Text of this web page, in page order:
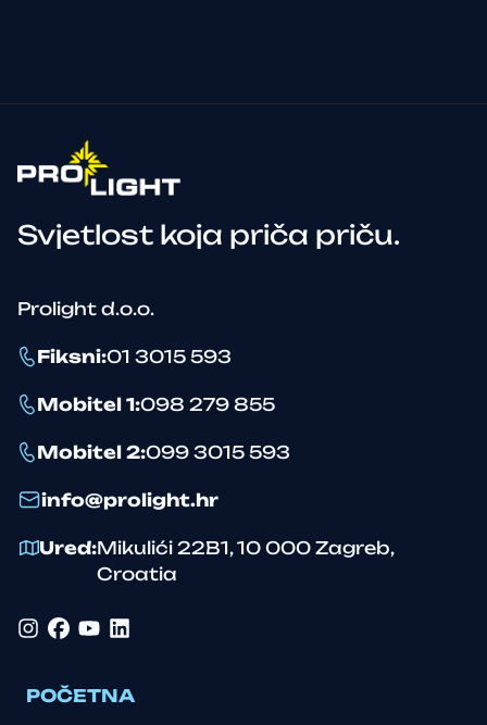
Svjetlost koja priča priču.
Prolight d.o.o.
Fiksni:01 3015 593
Mobitel 1:098 279 855
Mobitel 2:099 3015 593
info@prolight.hr
Ured:Mikulići 22B1,10 000 Zagreb,
Croatia
POČETNA